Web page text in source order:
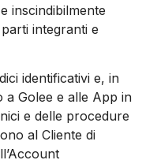
inscindibilmente
integranti e
identificativi e, in
a Golee e alle App in
e delle procedure
al Cliente di